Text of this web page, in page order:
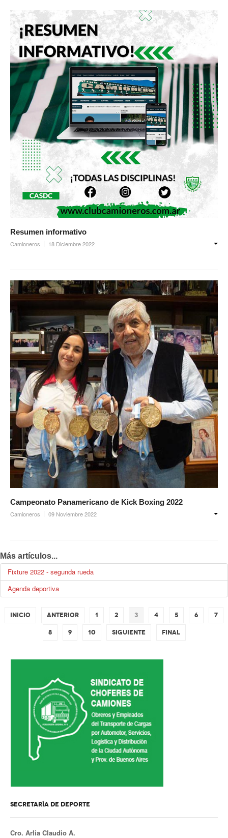
Resumen informativo
Camioneros 18 Diciembre 2022
Campeonato Panamericano de Kick Boxing 2022
Camioneros 09 Noviembre 2022
Más artículos...
Fixture 2022 - segunda rueda
Agenda deportiva
Inicio Anterior 1 2 3 4 5 6 7
8 9 10 Siguiente Final
SECRETARÍA DE DEPORTE
Cro. Arlia Claudio A.